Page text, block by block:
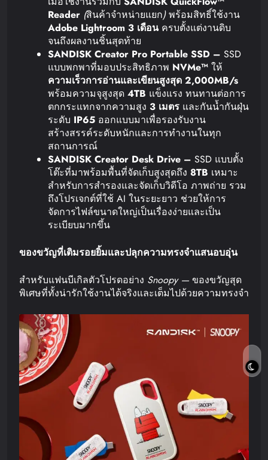
Reader (สินค้าจำหน่ายแยก)พร้อมสิทธิ์ใช้งาน
Adobe Lightroom 3 เดือนครบตั้งแต่งานดิบ
จนถึงผลงานชิ้นสุดท้าย
SANDISK Creator Pro Portable SSD – SSD
แบบพกพาที่มอบประสิทธิภาพ NVMe™ ให้
ความเร็วการอ่านและเขียนสูงสุด 2,000MB/s
พร้อมความจุสูงสุด 4TB แข็งแรง ทนทานต่อการ
ตกกระแทกจากความสูง 3 เมตร และกันน้ำกันฝุ่น
ระดับ IP65 ออกแบบมาเพื่อรองรับงาน
สร้างสรรค์ระดับหนักและการทำงานในทุก
สถานการณ์
SANDISK Creator Desk Drive – SSD แบบตั้ง
โต๊ะที่มาพร้อมพื้นที่จัดเก็บสูงสุดถึง 8TB เหมาะ
สำหรับการสำรองและจัดเก็บวิดีโอ ภาพถ่าย รวม
ถึงโปรเจกต์ที่ใช้ AI ในระยะยาว ช่วยให้การ
จัดการไฟล์ขนาดใหญ่เป็นเรื่องง่ายและเป็น
ระเบียบมากขึ้น
ของขวัญที่เติมรอยยิ้มและปลุกความทรงจำแสนอบอุ่น
สำหรับแฟนบีเกิลตัวโปรดอย่าง Snoopy — ของขวัญสุด
พิเศษที่ทั้งน่ารักใช้งานได้จริงและเต็มไปด้วยความทรงจำ